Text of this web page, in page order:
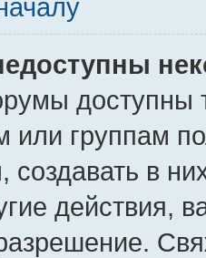
доступны
или группам
в
действия,